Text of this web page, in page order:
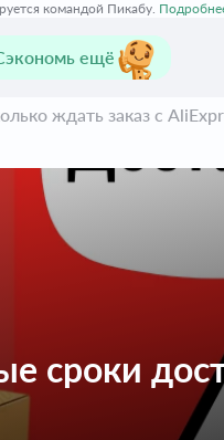
командой Пикабу.
ещё
ждать заказ с
сроки